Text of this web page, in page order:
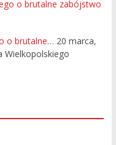
o brutalne… 20 marca,
Wielkopolskiego